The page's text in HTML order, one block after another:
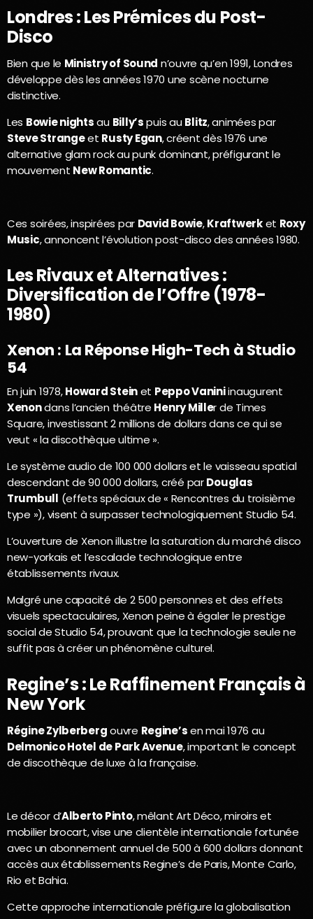
Londres : Les Prémices du Post-
Disco
Bien que le Ministry of Sound n’ouvre qu’en 1991, Londres
développe dès les années 1970 une scène nocturne
distinctive.
Les Bowie nightsau Billy’spuis auBlitz, animées par
Steve Strangeet Rusty Egan, créent dès 1976 une
alternative glam rock au punk dominant, préfigurant le
mouvement New Romantic.
Ces soirées, inspirées par David Bowie,Kraftwerket Roxy
Music, annoncent l’évolution post-disco des années 1980.
Les Rivaux et Alternatives :
Diversification de l’Offre (1978-
1980)
Xenon : La Réponse High-Tech à Studio
54
En juin 1978,Howard Steinet Peppo Vaniniinaugurent
Xenondans l’ancien théâtre Henry Miller de Times
Square, investissant 2 millions de dollars dans ce qui se
veut « la discothèque ultime ».
Le système audio de 100 000 dollars et le vaisseau spatial
descendant de 90 000 dollars, créé parDouglas
Trumbull (effets spéciaux de « Rencontres du troisième
type »), visent à surpasser technologiquement Studio 54.
L’ouverture de Xenon illustre la saturation du marché disco
new-yorkais et l’escalade technologique entre
établissements rivaux.
Malgré une capacité de 2 500 personnes et des effets
visuels spectaculaires, Xenon peine à égaler le prestige
social de Studio 54, prouvant que la technologie seule ne
suffit pas à créer un phénomène culturel.
Regine’s : Le Raffinement Français à
New York
Régine Zylberbergouvre Regine’sen mai 1976 au
Delmonico Hotel de Park Avenue, important le concept
de discothèque de luxe à la française.
Le décor d’Alberto Pinto, mêlant Art Déco, miroirs et
mobilier brocart, vise une clientèle internationale fortunée
avec un abonnement annuel de 500 à 600 dollars donnant
accès aux établissements Regine’s de Paris, Monte Carlo,
Rio et Bahia.
Cette approche internationale préfigure la globalisation